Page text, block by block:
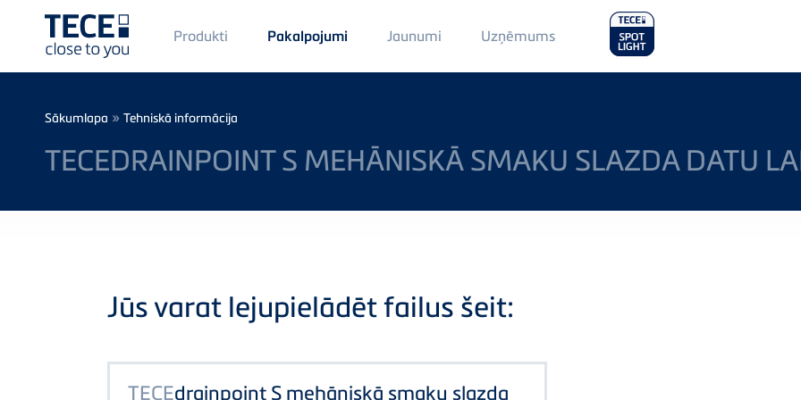
Main
Menü
1
Produkti Pakalpojumi Jaunumi Main
Menu
2
Uzņēmums
Breadcrumb
Sākumlapa » Tehniskā informācija
TECEDRAINPOINT S MEHĀNISKĀ SMAKU SLAZDA DATU
Jūs varat lejupielādēt failus šeit:
TECEdrainpoint S mehāniskā smaku slazda